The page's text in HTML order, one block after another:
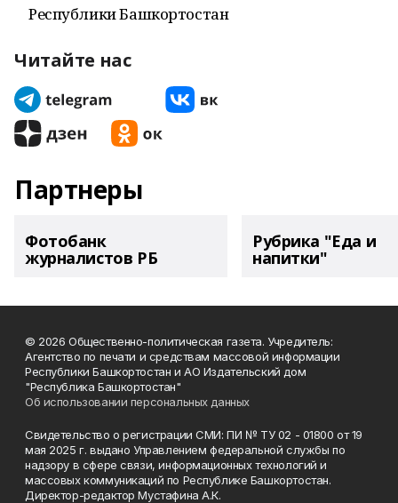
Республики Башкортостан
Читайте нас
Партнеры
Фотобанк
журналистов РБ
Рубрика "Еда и
напитки"
© 2026 Общественно-политическая газета. Учредитель:
Агентство по печати и средствам массовой информации
Республики Башкортостан и АО Издательский дом
"Республика Башкортостан"
Об использовании персональных данных
Свидетельство о регистрации СМИ: ПИ № ТУ 02 - 01800 от 19
мая 2025 г. выдано Управлением федеральной службы по
надзору в сфере связи, информационных технологий и
массовых коммуникаций по Республике Башкортостан.
Директор-редактор Мустафина А.К.